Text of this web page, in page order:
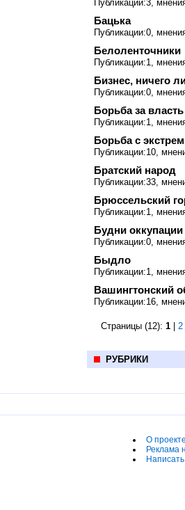
Публикации:3,
Бацька
Публикации:0,
Белоленточники
Публикации:1,
Бизнес, ничего
Публикации:0,
Борьба за власть
Публикации:1,
Борьба с
Публикации:10,
Братский народ
Публикации:33,
Брюссельский
Публикации:1,
Будни оккупации
Публикации:0,
Быдло
Публикации:1,
Вашингтонский
Публикации:16,
Страницы (12): 1 2
РУБРИКИ
О проекте
Реклама